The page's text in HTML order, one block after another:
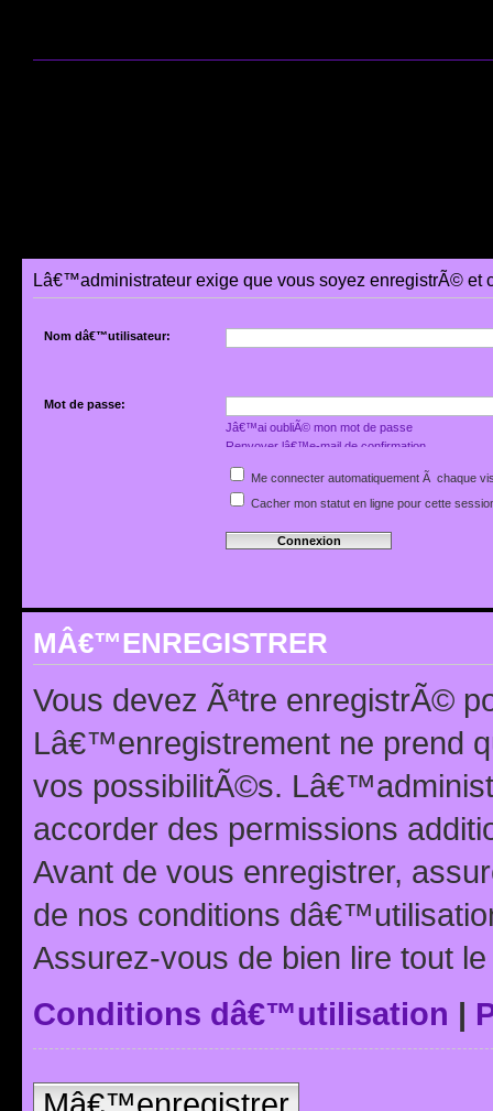
Lâ€™administrateur exige que vous soyez enregistrÃ©
Nom dâ€™utilisateur:
Mot de passe:
Jâ€™ai oubliÃ© mon mot de passe
Renvoyer lâ€™e-mail de confirmation
Me connecter automatiquement Ã chaque
Cacher mon statut en ligne pour cette
MÂ€™ENREGISTRER
Vous devez Ãªtre enregistrÃ©
Lâ€™enregistrement ne prend
vos possibilitÃ©s.
accorder des permissions
Avant de vous enregistrer,
de nos conditions
Assurez-vous de bien lire tout
Conditions dâ€™utilisation |
Mâ€™enregistrer